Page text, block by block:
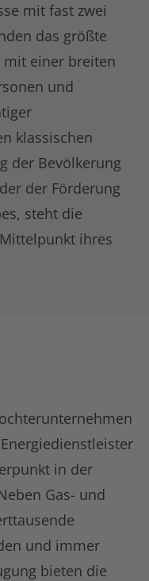
mit fast zwei
das größte
mit einer breiten
und
klassischen
der Bevölkerung
der Förderung
steht die
ihres
in der
Gas- und
und immer
bieten die